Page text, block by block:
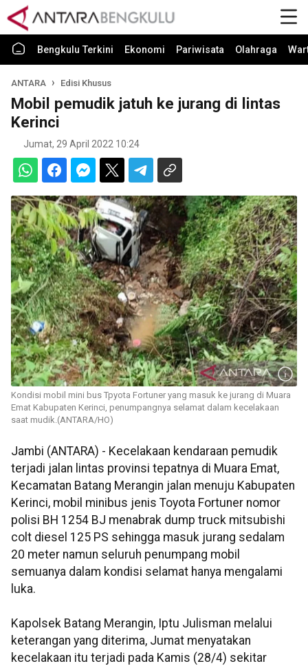
Bengkulu Terkini Ekonomi Pariwisata Olahraga
ANTARA Edisi Khusus
Mobil pemudik jatuh ke jurang di lintas
Kerinci
Jumat, 29 April 2022 10:24
Kondisi mobil mini bus Tpyota Fortuner yang masuk ke jurang di Muara
Emat Kabupaten Kerinci, penumpangnya selamat dalam kecelakaan
saat mudik.(ANTARA/HO)
Jambi (ANTARA) - Kecelakaan kendaraan pemudik
terjadi jalan lintas provinsi tepatnya di Muara Emat,
Kecamatan Batang Merangin jalan menuju Kabupaten
Kerinci, mobil minibus jenis Toyota Fortuner nomor
polisi BH 1254 BJ menabrak dump truck mitsubishi
colt diesel 125 PS sehingga masuk jurang sedalam
20 meter namun seluruh penumpang mobil
semuanya dalam kondisi selamat hanya mengalami
luka.
Kapolsek Batang Merangin, Iptu Julisman melalui
keterangan yang diterima, Jumat menyatakan
kecelakaan itu terjadi pada Kamis (28/4) sekitar